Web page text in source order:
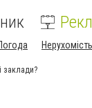
Нерухомість
заклади?